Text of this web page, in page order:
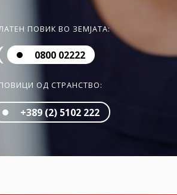
ПОВИК ВО ЗЕМЈАТА:
0800 02222
ОД СТРАНСТВО:
+389 (2) 5102 222